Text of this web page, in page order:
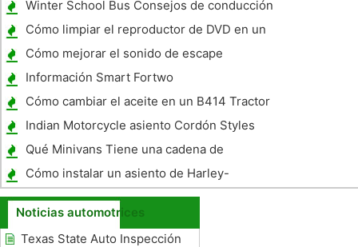
Winter School Bus Consejos de conducción
Cómo limpiar el reproductor de DVD en un
Honda Odyssey Van
Cómo mejorar el sonido de escape
Información Smart Fortwo
Cómo cambiar el aceite en un B414 Tractor
Internacional
Indian Motorcycle asiento Cordón Styles
Qué Minivans Tiene una cadena de
distribución?
Cómo instalar un asiento de Harley-
Davidson
Noticias automotrices
Texas State Auto Inspección